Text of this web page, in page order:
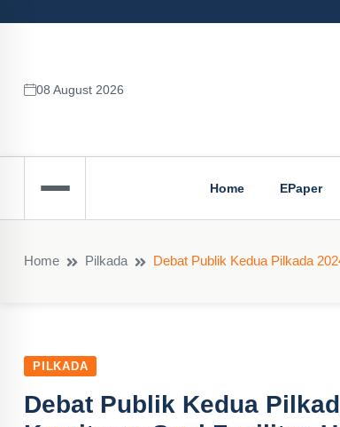
08 August 2026
Home EPaper
Home Pilkada Debat Publik Kedua Pilkada
PILKADA
Debat Publik Kedua